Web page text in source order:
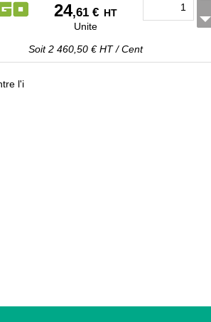
24,61 € HT
Unite
Soit2 460,50 € HT/Cent
l'i